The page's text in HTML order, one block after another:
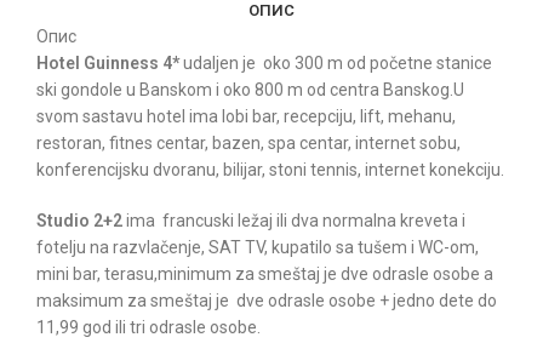
ОПИС
Опис
Hotel Guinness 4*udaljen je oko 300 m od početne stanice
ski gondole u Banskom i oko 800 m od centra Banskog.U
svom sastavu hotel ima lobi bar, recepciju, lift, mehanu,
restoran, fitnes centar, bazen, spa centar, internet sobu,
konferencijsku dvoranu, bilijar, stoni tennis, internet konekciju.
Studio 2+2ima francuski ležaj ili dva normalna kreveta i
fotelju na razvlačenje, SAT TV, kupatilo sa tušem i WC-om,
mini bar, terasu,minimum za smeštaj je dve odrasle osobe a
maksimum za smeštaj je dve odrasle osobe + jedno dete do
11,99 god ili tri odrasle osobe.